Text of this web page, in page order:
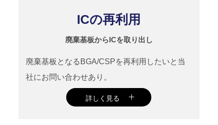
て再度使用可能に成功。
ICの再利用
廃棄基板からICを取り出し
廃棄基板となるBGA/CSPを再利用したいと当
社にお問い合わせあり。
詳しく見る